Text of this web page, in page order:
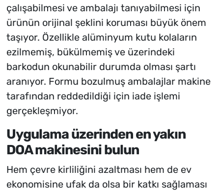
çalışabilmesi ve ambalajı tanıyabilmesi için
ürünün orijinal şeklini koruması büyük önem
taşıyor. Özellikle alüminyum kutu kolaların
ezilmemiş, bükülmemiş ve üzerindeki
barkodun okunabilir durumda olması şartı
aranıyor. Formu bozulmuş ambalajlar makine
tarafından reddedildiği için iade işlemi
gerçekleşmiyor.
Uygulama üzerinden en yakın
DOA makinesini bulun
Hem çevre kirliliğini azaltması hem de ev
ekonomisine ufak da olsa bir katkı sağlaması